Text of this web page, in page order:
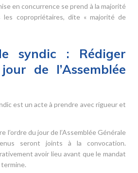
en concurrence se prend à la majorité
copropriétaires, dite « majorité de
syndic : Rédiger
de l’Assemblée
est un acte à prendre avec rigueur et
l’ordre du jour de l’Assemblée Générale
seront joints à la convocation.
avoir lieu avant que le mandat